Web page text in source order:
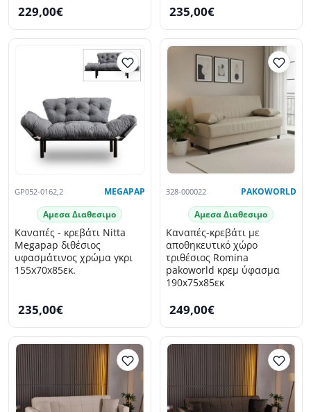
229,00€ 235,00€
GP052-0162,2 MEGAPAP
Αμεσα Διαθεσιμο
Καναπές - κρεβάτι Nitta
Megapap διθέσιος
υφασμάτινος χρώμα γκρι
155x70x85εκ.
235,00€
328-000022 PAKOWORLD
Αμεσα Διαθεσιμο
Καναπές-κρεβάτι με
αποθηκευτικό χώρο
τριθέσιος Romina
pakoworld κρεμ ύφασμα
190x75x85εκ
249,00€